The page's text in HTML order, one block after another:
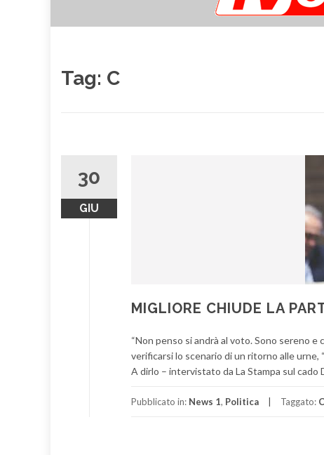
Tag: C
30
GIU
MIGLIORE CHIUDE LA
“Non penso si andrà al voto. Sono sereno
verificarsi lo scenario di un ritorno alle
A dirlo – intervistato da La Stampa sul cado
Pubblicato in: News 1, Politica Taggato: C